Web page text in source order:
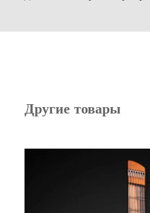
Другие товары